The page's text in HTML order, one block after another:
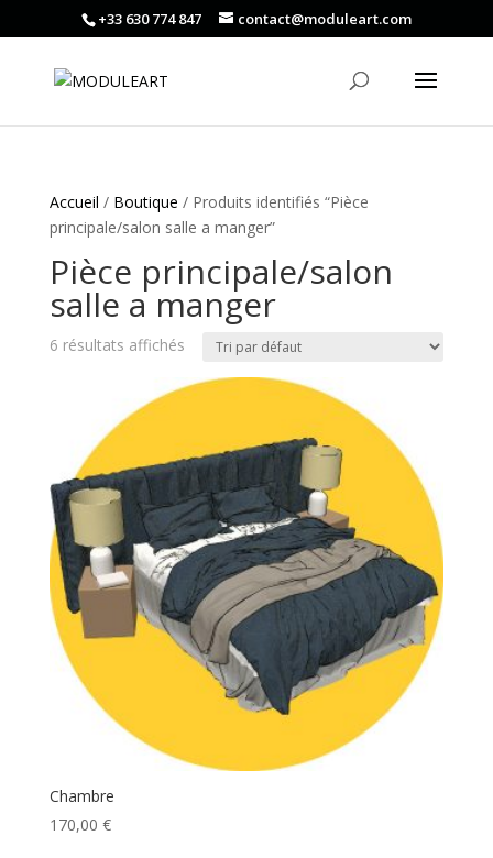
+33 630 774 847 contact@moduleart.com
Accueil / Boutique / Produits identifiés “Pièce
principale/salon salle a manger”
Pièce principale/salon
salle a manger
6 résultats affichés
Chambre
170,00 €